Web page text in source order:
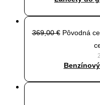
369,00€ Pôvodná